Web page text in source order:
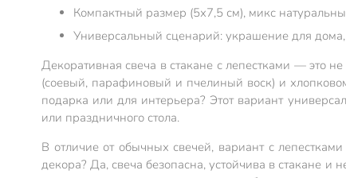
Компактный размер (5х7,5 см), микс
Универсальный сценарий: украшение для
Декоративная свеча в стакане с лепестками — это
(соевый, парафиновый и пчелиный воск) и
подарка или для интерьера? Этот вариант
или праздничного стола.
В отличие от обычных свечей, вариант с
декора? Да, свеча безопасна, устойчива в стакане